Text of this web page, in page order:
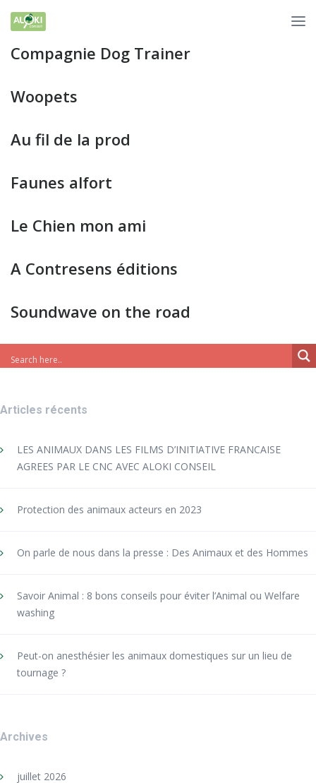
Compagnie Dog Trainer
Woopets
Au fil de la prod
Faunes alfort
Le Chien mon ami
A Contresens éditions
Soundwave on the road
Articles récents
LES ANIMAUX DANS LES FILMS D’INITIATIVE FRANCAISE
AGREES PAR LE CNC AVEC ALOKI CONSEIL
Protection des animaux acteurs en 2023
On parle de nous dans la presse : Des Animaux et des Hommes
Savoir Animal : 8 bons conseils pour éviter l’Animal ou Welfare
washing
Peut-on anesthésier les animaux domestiques sur un lieu de
tournage ?
Archives
juillet 2026